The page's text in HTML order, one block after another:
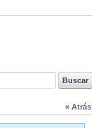
« Atrás